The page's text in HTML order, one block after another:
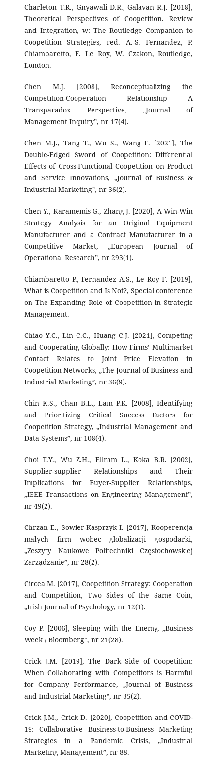
Charleton T.R., Gnyawali D.R., Galavan R.J. [2018],
Theoretical Perspectives of Coopetition. Review
and Integration, w: The Routledge Companion to
Coopetition Strategies, red. A.-S. Fernandez, P.
Chiambaretto, F. Le Roy, W. Czakon, Routledge,
London.
Chen M.J. [2008], Reconceptualizing the
Competition-Cooperation Relationship A
Transparadox Perspective, „Journal of
Management Inquiry”, nr 17(4).
Chen M.J., Tang T., Wu S., Wang F. [2021], The
Double-Edged Sword of Coopetition: Differential
Effects of Cross-Functional Coopetition on Product
and Service Innovations, „Journal of Business &
Industrial Marketing”, nr 36(2).
Chen Y., Karamemis G., Zhang J. [2020], A Win-Win
Strategy Analysis for an Original Equipment
Manufacturer and a Contract Manufacturer in a
Competitive Market, „European Journal of
Operational Research”, nr 293(1).
Chiambaretto P., Fernandez A.S., Le Roy F. [2019],
What is Coopetition and Is Not?, Special conference
on The Expanding Role of Coopetition in Strategic
Management.
Chiao Y.C., Lin C.C., Huang C.J. [2021], Competing
and Cooperating Globally: How Firms’ Multimarket
Contact Relates to Joint Price Elevation in
Coopetition Networks, „The Journal of Business and
Industrial Marketing”, nr 36(9).
Chin K.S., Chan B.L., Lam P.K. [2008], Identifying
and Prioritizing Critical Success Factors for
Coopetition Strategy, „Industrial Management and
Data Systems”, nr 108(4).
Choi T.Y., Wu Z.H., Ellram L., Koka B.R. [2002],
Supplier-supplier Relationships and Their
Implications for Buyer-Supplier Relationships,
„IEEE Transactions on Engineering Management”,
nr 49(2).
Chrzan E., Sowier-Kasprzyk I. [2017], Kooperencja
małych firm wobec globalizacji gospodarki,
„Zeszyty Naukowe Politechniki Częstochowskiej
Zarządzanie”, nr 28(2).
Circea M. [2017], Coopetition Strategy: Cooperation
and Competition, Two Sides of the Same Coin,
„Irish Journal of Psychology, nr 12(1).
Coy P. [2006], Sleeping with the Enemy, „Business
Week / Bloomberg”, nr 21(28).
Crick J.M. [2019], The Dark Side of Coopetition:
When Collaborating with Competitors is Harmful
for Company Performance, „Journal of Business
and Industrial Marketing”, nr 35(2).
Crick J.M., Crick D. [2020], Coopetition and COVID-
19: Collaborative Business-to-Business Marketing
Strategies in a Pandemic Crisis, „Industrial
Marketing Management”, nr 88.